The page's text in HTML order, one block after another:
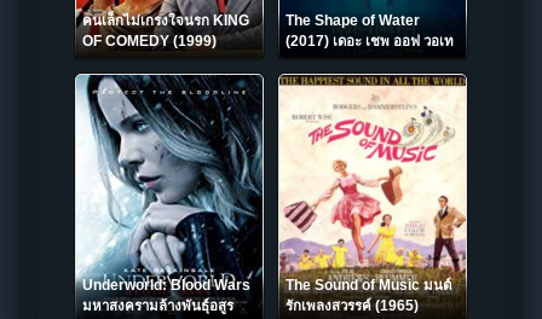
คนเล็กไม่เกรงใจนรก KING
OF COMEDY (1999)
The Shape of Water
(2017) เดอะ เชพ ออฟ วอเท
อร์
Underworld: Blood Wars
มหาสงครามล้างพันธุ์อสูร
The Sound of Music มนต์
รักเพลงสวรรค์ (1965)